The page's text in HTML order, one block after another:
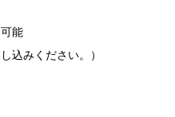
能
込みください。）